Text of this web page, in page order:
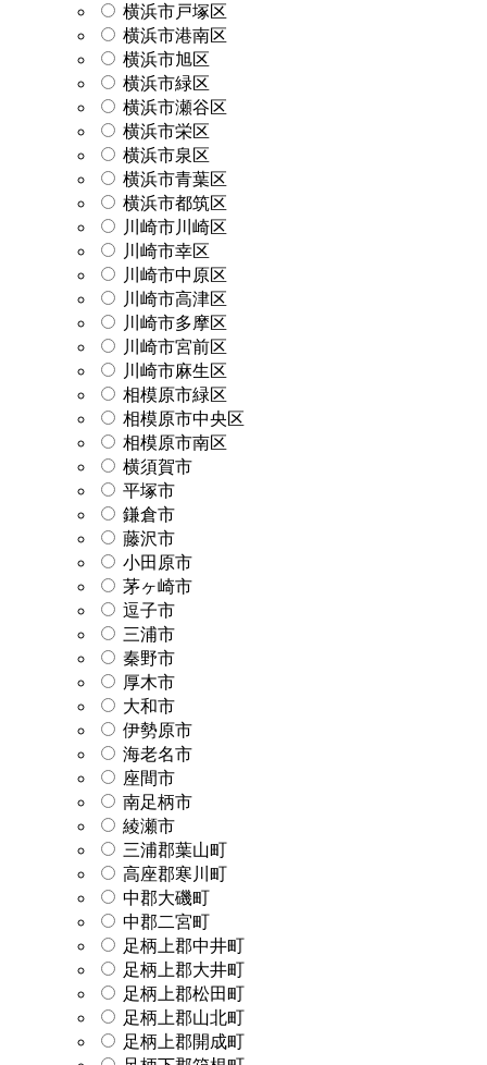
横浜市戸塚区
横浜市港南区
横浜市旭区
横浜市緑区
横浜市瀬谷区
横浜市栄区
横浜市泉区
横浜市青葉区
横浜市都筑区
川崎市川崎区
川崎市幸区
川崎市中原区
川崎市高津区
川崎市多摩区
川崎市宮前区
川崎市麻生区
相模原市緑区
相模原市中央区
相模原市南区
横須賀市
平塚市
鎌倉市
藤沢市
小田原市
茅ヶ崎市
逗子市
三浦市
秦野市
厚木市
大和市
伊勢原市
海老名市
座間市
南足柄市
綾瀬市
三浦郡葉山町
高座郡寒川町
中郡大磯町
中郡二宮町
足柄上郡中井町
足柄上郡大井町
足柄上郡松田町
足柄上郡山北町
足柄上郡開成町